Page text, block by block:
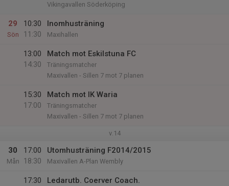
Vikingavallen Söderköping
29
Sön
10:30
11:30
Inomhusträning
Maxihallen
13:00
14:30
Match mot Eskilstuna FC
Träningsmatcher
Maxivallen - Sillen 7 mot 7 planen
15:30
17:00
Match mot IK Waria
Träningsmatcher
Maxivallen - Sillen 7 mot 7 planen
v.14
30
Mån
17:00
18:30
Utomhusträning F2014/2015
Maxivallen A-Plan Wembly
17:30
Ledarutb. Coerver Coach.